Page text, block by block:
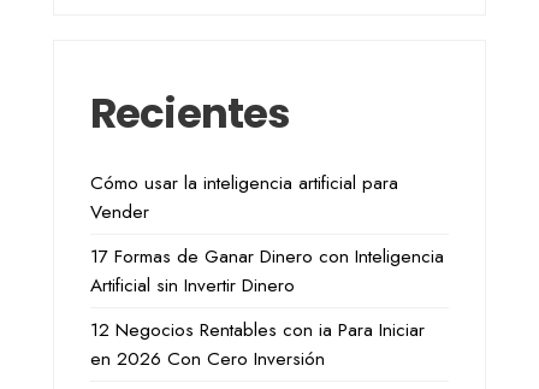
Recientes
Cómo usar la inteligencia artificial para
Vender
17 Formas de Ganar Dinero con Inteligencia
Artificial sin Invertir Dinero
12 Negocios Rentables con ia Para Iniciar
en 2026 Con Cero Inversión